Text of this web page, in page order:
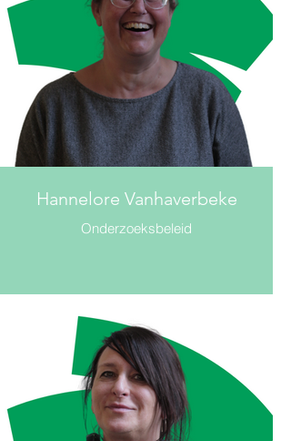
Hannelore Vanhaverbeke
Onderzoeksbeleid